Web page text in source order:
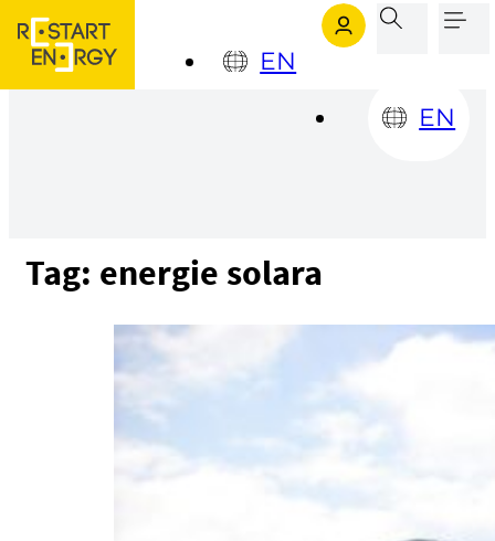
Sari la conținutul principal
EN
EN
Tag: energie solara